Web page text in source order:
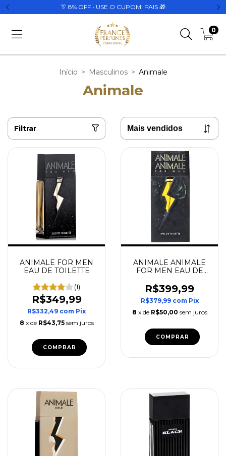
👔 8% OFF • USE O CUPOM: PAIS 🎁
0
Início > Masculinos > Animale
Animale
Filtrar
ANIMALE FOR MEN
EAU DE TOILETTE
(1)
R$349,99
R$332,49 com Pix
8 x de R$43,75 sem juros
COMPRAR
ANIMALE ANIMALE
FOR MEN EAU DE
R$399,99
R$379,99 com Pix
8 x de R$50,00 sem juros
COMPRAR